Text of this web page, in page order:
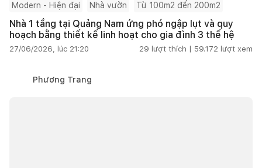
Modern - Hiện đại Nhà vườn Từ 100m2 đến 200m2
Nhà 1 tầng tại Quảng Nam ứng phó ngập lụt và quy
hoạch bằng thiết kế linh hoạt cho gia đình 3 thế hệ
27/06/2026, lúc 21:20 29 lượt thích | 59.172 lượt xem
Phương Trang